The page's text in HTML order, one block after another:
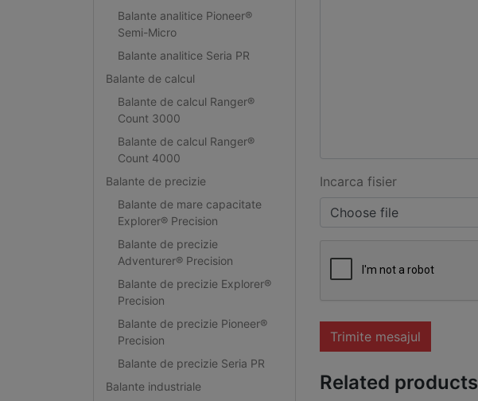
Balante analitice Pioneer®
Semi-Micro
Balante analitice Seria PR
Balante de calcul
Balante de calcul Ranger®
Count 3000
Balante de calcul Ranger®
Count 4000
Balante de precizie
Balante de mare capacitate
Explorer® Precision
Balante de precizie
Adventurer® Precision
Balante de precizie Explorer®
Precision
Balante de precizie Pioneer®
Precision
Balante de precizie Seria PR
Balante industriale
Incarca fisier
Choose file
Trimite mesajul
Related products